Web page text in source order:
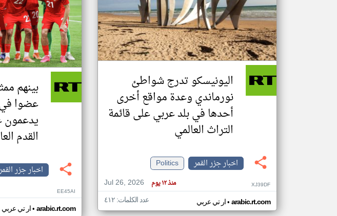
اليونيسكو تدرج شواطئ
نورماندي وعدة مواقع أخرى
أحدها في بلد عربي على قائمة
التراث العالمي
اخبار جزر القمر
Politics
Jul 26, 2026
منذ ١٢ يوم XJ39DF
ار تي عربي• arabic.rt.com عدد الكلمات: ٤١٢
عضوا
يدعمون
القدم
اخبار جزر
EE45AI
ار تي عربي• arabic.rt.com